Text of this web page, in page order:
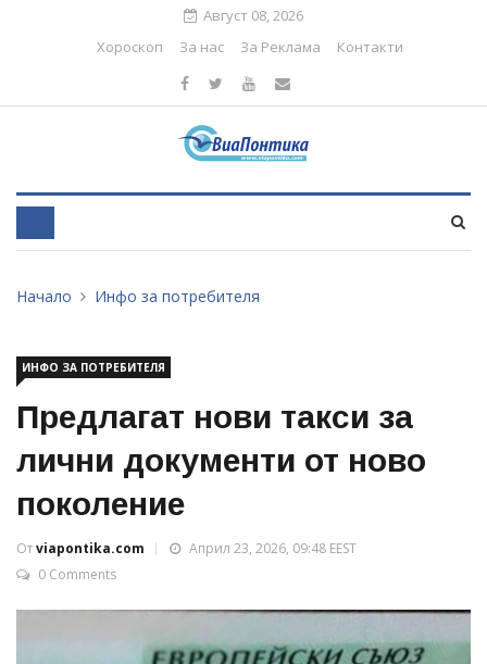
Август 08, 2026
Хороскоп
За нас За Реклама Контакти
Начало Инфо за потребителя
ИНФО ЗА ПОТРЕБИТЕЛЯ
Предлагат нови такси за
лични документи от ново
поколение
Отviapontika.com
Април 23, 2026, 09:48 EEST
0 Comments